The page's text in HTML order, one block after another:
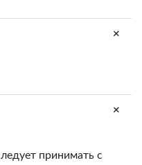
+
+
принимать с